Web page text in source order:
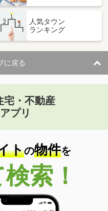
川市河北中町
市住之江区西加賀屋３
市住之江区浜口西２
人気タウン
ランキング
に戻る
宅・不動産
アプリ
トの物件を
索！